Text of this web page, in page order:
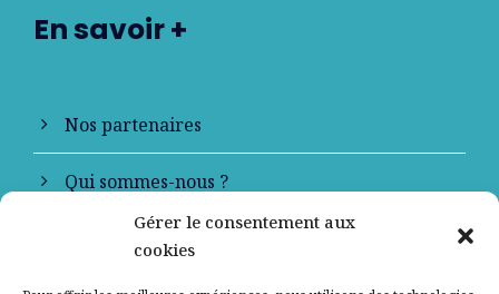
Gérer le consentement aux
cookies
En savoir +
Nos partenaires
Qui sommes-nous ?
Contactez-nous